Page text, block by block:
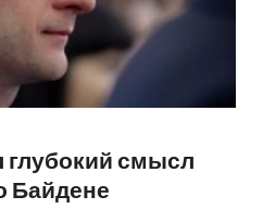
смысл
Байдене